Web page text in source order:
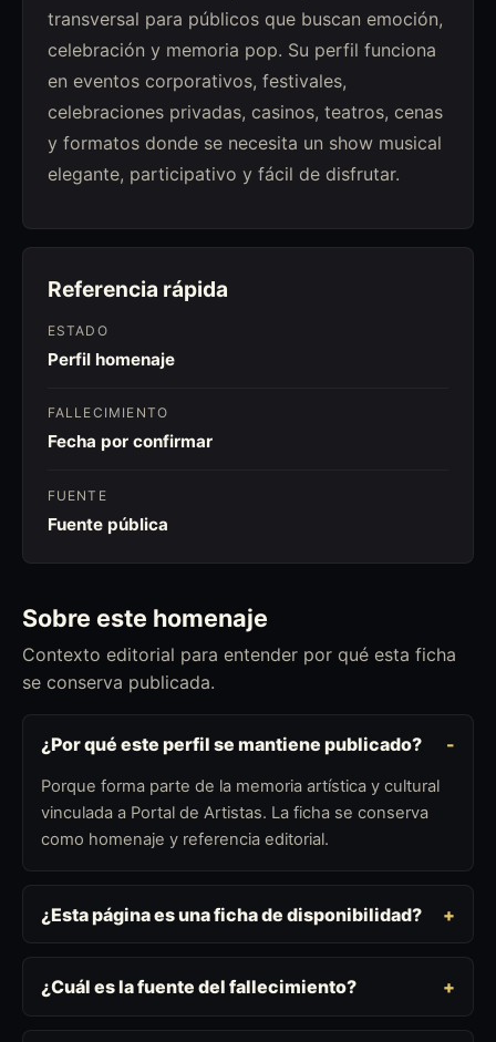
transversal para públicos que buscan emoción,
celebración y memoria pop. Su perfil funciona
en eventos corporativos, festivales,
celebraciones privadas, casinos, teatros, cenas
y formatos donde se necesita un show musical
elegante, participativo y fácil de disfrutar.
Referencia rápida
ESTADO
Perfil homenaje
FALLECIMIENTO
Fecha por confirmar
FUENTE
Fuente pública
Sobre este homenaje
Contexto editorial para entender por qué esta ficha
se conserva publicada.
¿Por qué este perfil se mantiene publicado?
Porque forma parte de la memoria artística y cultural
vinculada a Portal de Artistas. La ficha se conserva
como homenaje y referencia editorial.
¿Esta página es una ficha de disponibilidad?
¿Cuál es la fuente del fallecimiento?